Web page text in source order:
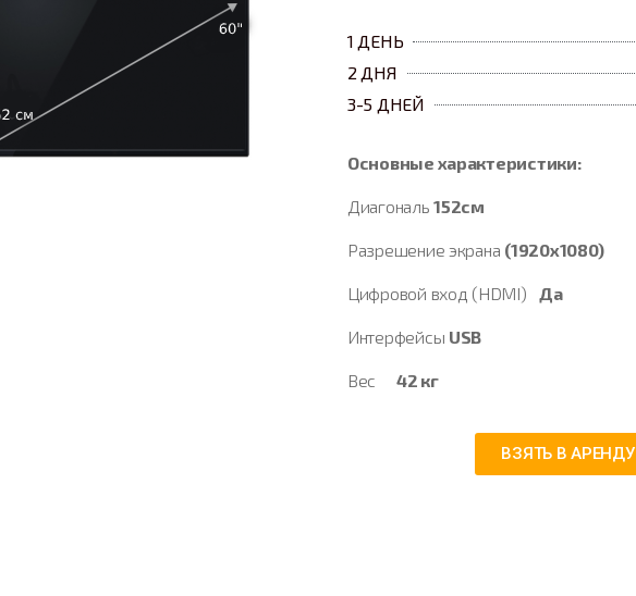
1 ДЕНЬ
2 ДНЯ
3-5 ДНЕЙ
Основные характеристики:
Диагональ152см
Разрешение экрана (1920х1080)
Цифровой вход (HDMI) Да
Интерфейсы USB
Вес 42 кг
ВЗЯТЬ В АРЕНДУ